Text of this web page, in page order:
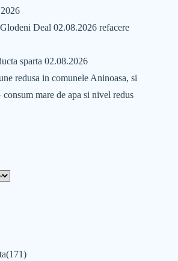
Deal 02.08.2026 refacere
sparta 02.08.2026
redusa in comunele Aninoasa, si
consum mare de apa si nivel redus
(171)